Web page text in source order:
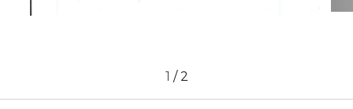
1 /2